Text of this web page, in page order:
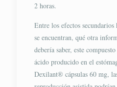
2 horas.
Entre los efectos
se encuentran, qué otra
debería saber, este
ácido producido en el
Dexilant® cápsulas 60 mg,